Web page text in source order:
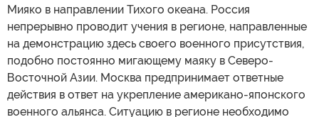
Мияко в направлении Тихого океана. Россия
непрерывно проводит учения в регионе, направленные
на демонстрацию здесь своего военного присутствия,
подобно постоянно мигающему маяку в Северо-
Восточной Азии. Москва предпринимает ответные
действия в ответ на укрепление американо-японского
военного альянса. Ситуацию в регионе необходимо